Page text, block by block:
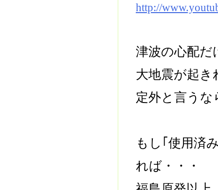
http://
津波の心配だ
大地震が起き
定外と言う
もし｢使用済
れば・・・